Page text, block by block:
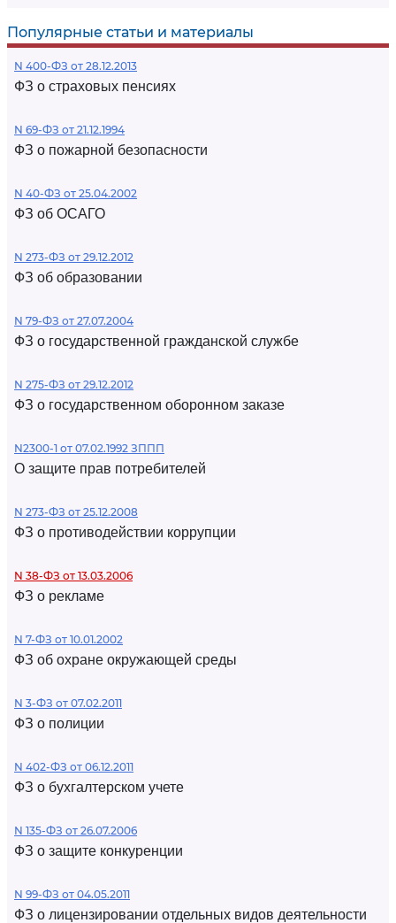
Популярные статьи и материалы
N 400-ФЗ от 28.12.2013
ФЗ о страховых пенсиях
N 69-ФЗ от 21.12.1994
ФЗ о пожарной безопасности
N 40-ФЗ от 25.04.2002
ФЗ об ОСАГО
N 273-ФЗ от 29.12.2012
ФЗ об образовании
N 79-ФЗ от 27.07.2004
ФЗ о государственной гражданской службе
N 275-ФЗ от 29.12.2012
ФЗ о государственном оборонном заказе
N2300-1 от 07.02.1992 ЗППП
О защите прав потребителей
N 273-ФЗ от 25.12.2008
ФЗ о противодействии коррупции
N 38-ФЗ от 13.03.2006
ФЗ о рекламе
N 7-ФЗ от 10.01.2002
ФЗ об охране окружающей среды
N 3-ФЗ от 07.02.2011
ФЗ о полиции
N 402-ФЗ от 06.12.2011
ФЗ о бухгалтерском учете
N 135-ФЗ от 26.07.2006
ФЗ о защите конкуренции
N 99-ФЗ от 04.05.2011
ФЗ о лицензировании отдельных видов деятельности